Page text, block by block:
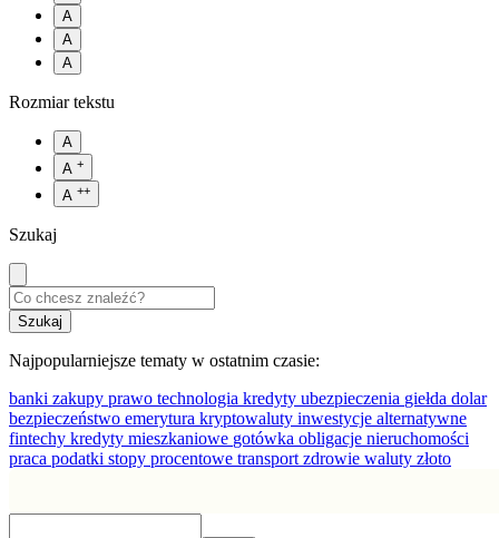
A
A
A
Rozmiar tekstu
A
A +
A ++
Szukaj
Najpopularniejsze tematy w ostatnim czasie:
banki zakupy prawo technologia kredyty ubezpieczenia giełda dolar
bezpieczeństwo emerytura kryptowaluty inwestycje alternatywne
fintechy kredyty mieszkaniowe gotówka obligacje nieruchomości
praca podatki stopy procentowe transport zdrowie waluty złoto